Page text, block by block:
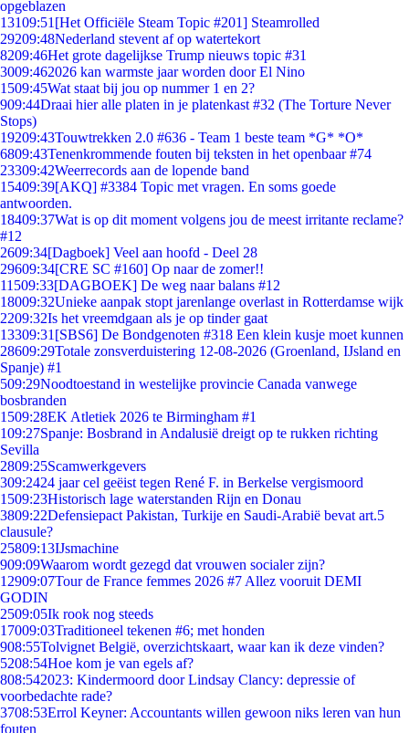
opgeblazen
13109:51 [Het Officiële Steam Topic #201] Steamrolled
29209:48Nederland stevent af op watertekort
8209:46Het grote dagelijkse Trump nieuws topic #31
3009:462026 kan warmste jaar worden door El Nino
1509:45Wat staat bij jou op nummer 1 en 2?
909:44Draai hier alle platen in je platenkast #32 (The Torture Never
Stops)
19209:43Touwtrekken 2.0 #636 - Team 1 beste team *G* *O*
6809:43Tenenkrommende fouten bij teksten in het openbaar #74
23309:42Weerrecords aan de lopende band
15409:39[AKQ] #3384 Topic met vragen. En soms goede
antwoorden.
18409:37Wat is op dit moment volgens jou de meest irritante reclame?
#12
2609:34[Dagboek] Veel aan hoofd - Deel 28
29609:34[CRE SC #160] Op naar de zomer!!
11509:33[DAGBOEK] De weg naar balans #12
18009:32Unieke aanpak stopt jarenlange overlast in Rotterdamse wijk
2209:32Is het vreemdgaan als je op tinder gaat
13309:31 [SBS6] De Bondgenoten #318 Een klein kusje moet kunnen
28609:29Totale zonsverduistering 12-08-2026 (Groenland, IJsland en
Spanje) #1
509:29Noodtoestand in westelijke provincie Canada vanwege
bosbranden
1509:28EK Atletiek 2026 te Birmingham #1
109:27Spanje: Bosbrand in Andalusië dreigt op te rukken richting
Sevilla
2809:25Scamwerkgevers
309:2424 jaar cel geëist tegen René F. in Berkelse vergismoord
1509:23Historisch lage waterstanden Rijn en Donau
3809:22Defensiepact Pakistan, Turkije en Saudi-Arabië bevat art.5
clausule?
25809:13IJsmachine
909:09Waarom wordt gezegd dat vrouwen socialer zijn?
12909:07Tour de France femmes 2026 #7 Allez vooruit DEMI
GODIN
2509:05Ik rook nog steeds
17009:03Traditioneel tekenen #6; met honden
908:55Tolvignet België, overzichtskaart, waar kan ik deze vinden?
5208:54Hoe kom je van egels af?
808:542023: Kindermoord door Lindsay Clancy: depressie of
voorbedachte rade?
3708:53Errol Keyner: Accountants willen gewoon niks leren van hun
fouten